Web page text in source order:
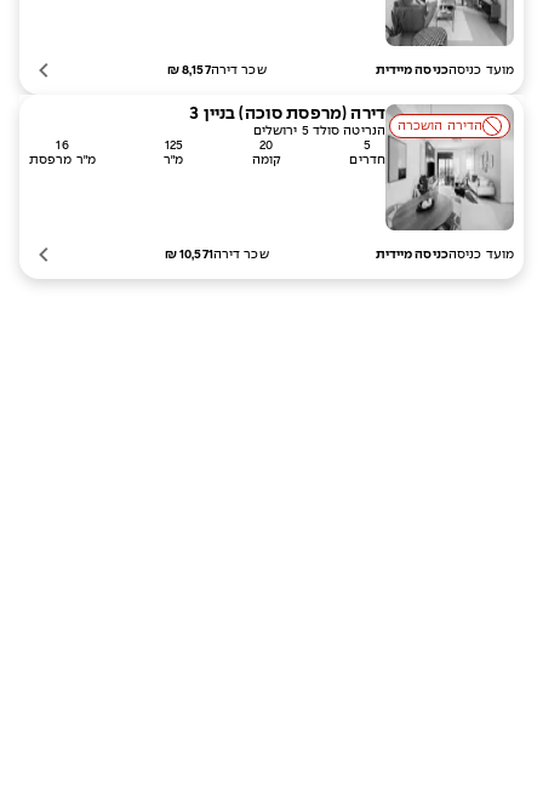
מועד כניסהכניסה מיידית שכר דירה8,157
₪
הדירה הושכרה
דירה (מרפסת סוכה) בניין 3
הנריטה סולד 5 ירושלים
5
חדרים
20
קומה
125
מ״ר
16
מ״ר מרפסת
מועד כניסהכניסה מיידית שכר דירה 10,571
₪